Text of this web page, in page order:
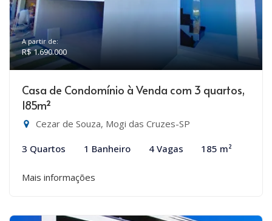
A partir de:
R$ 1.690.000
Casa de Condomínio à Venda com 3 quartos,
185m²
Cezar de Souza, Mogi das Cruzes-SP
3 Quartos 1 Banheiro 4 Vagas 185 m²
Mais informações